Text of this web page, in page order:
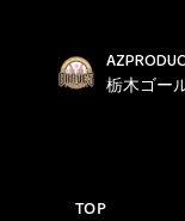
栃木ゴー
TOP